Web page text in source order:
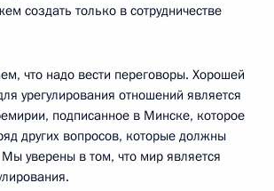
создать только в сотрудничестве
что надо вести переговоры. Хорошей
урегулирования отношений является
подписанное в Минске, которое
других вопросов, которые должны
уверены в том, что мир является